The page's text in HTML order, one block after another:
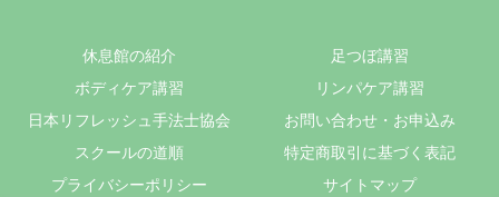
休息館の紹介
足つぼ講習
ボディケア講習
リンパケア講習
日本リフレッシュ手法士協会
お問い合わせ・お申込み
スクールの道順
特定商取引に基づく表記
プライバシーポリシー
サイトマップ